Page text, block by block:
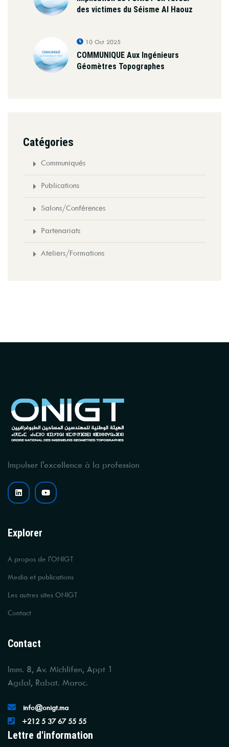
des victimes du Séisme Al Haouz
10 Oct 2025
COMMUNIQUE Aux Ingénieurs
Géomètres Topographes
Catégories
Communiqués
Publications
Salons/Conférences
Partenariats
Ateliers/Formations
Impulser l'excellence à la profession
Explorer
A propos de l'ONIGT
Media et publications
Les autres sites ONIGT
Contact
Contact
Imm. 8, Av. Michlifen, Appt 1
Agdal, Rabat. Maroc.
info@onigt.ma
+212 5 37 67 55 55
Lettre d'information